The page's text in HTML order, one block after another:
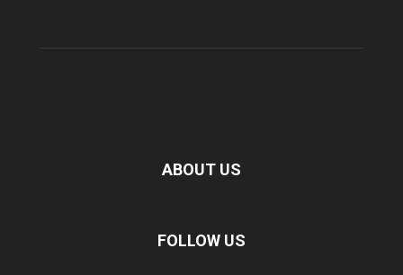
ABOUT US
FOLLOW US